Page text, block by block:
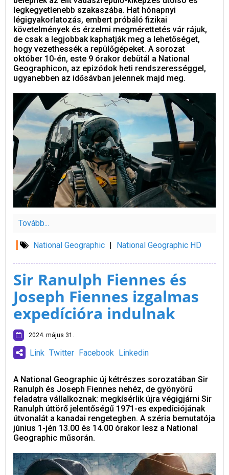
legkegyetlenebb szakaszába. Hat hónapnyi
légigyakorlatozás, embert próbáló fizikai
követelmények és érzelmi megmérettetés vár rájuk,
de csak a legjobbak kaphatják meg a lehetőséget,
hogy vezethessék a repülőgépeket. A sorozat
október 10-én, este 9 órakor debütál a National
Geographicon, az epizódok heti rendszerességgel,
ugyanebben az idősávban jelennek majd meg.
Tovább...
National Geographic | National Geographic HD
Sir Ranulph Fiennes és
Joseph Fiennes izgalmas
expedícióra indulnak
2024. május 31.
Link Twitter Facebook Linkedin
A National Geographic új kétrészes sorozatában Sir
Ranulph és Joseph Fiennes nehéz, de gyönyörű
feladatra vállalkoznak: megkísérlik újra végigjárni Sir
Ranulph úttörő jelentőségű 1971-es expedíciójának
útvonalát a kanadai rengetegben. A széria bemutatója
június 1-jén 13.00 és 14.00 órakor lesz a National
Geographic műsorán.